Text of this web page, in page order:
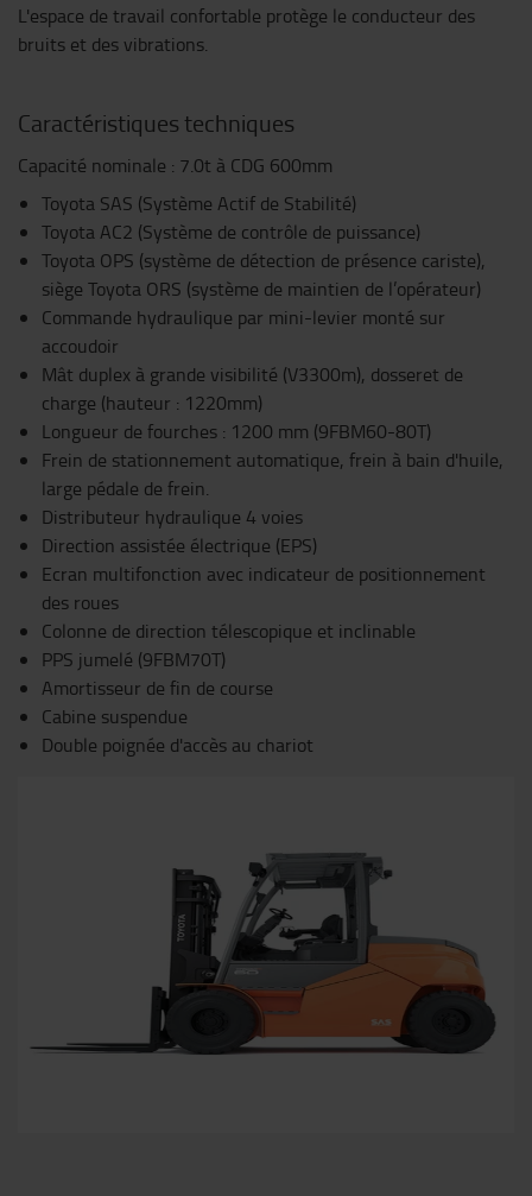
L'espace de travail confortable protège le conducteur des
bruits et des vibrations.
Caractéristiques techniques
Capacité nominale : 7.0t à CDG 600mm
Toyota SAS (Système Actif de Stabilité)
Toyota AC2 (Système de contrôle de puissance)
Toyota OPS (système de détection de présence cariste),
siège Toyota ORS (système de maintien de l’opérateur)
Commande hydraulique par mini-levier monté sur
accoudoir
Mât duplex à grande visibilité (V3300m), dosseret de
charge (hauteur : 1220mm)
Longueur de fourches : 1200 mm (9FBM60-80T)
Frein de stationnement automatique, frein à bain d'huile,
large pédale de frein.
Distributeur hydraulique 4 voies
Direction assistée électrique (EPS)
Ecran multifonction avec indicateur de positionnement
des roues
Colonne de direction télescopique et inclinable
PPS jumelé (9FBM70T)
Amortisseur de fin de course
Cabine suspendue
Double poignée d'accès au chariot